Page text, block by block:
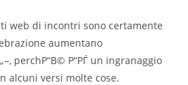
web di incontri sono certamente
aumentano
perchР“В© Р“РЃ un ingranaggio
alcuni versi molte cose.